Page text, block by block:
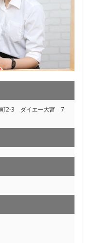
町2-3 ダイエー大宮 7